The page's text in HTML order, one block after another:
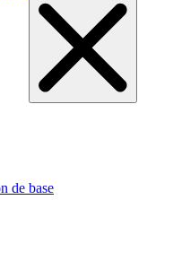
de base